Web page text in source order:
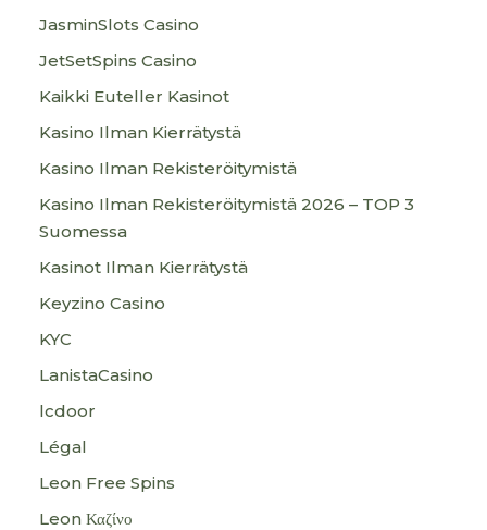
JasminSlots Casino
JetSetSpins Casino
Kaikki Euteller Kasinot
Kasino Ilman Kierrätystä
Kasino Ilman Rekisteröitymistä
Kasino Ilman Rekisteröitymistä 2026 – TOP 3
Suomessa
Kasinot Ilman Kierrätystä
Keyzino Casino
KYC
LanistaCasino
lcdoor
Légal
Leon Free Spins
Leon Καζίνο